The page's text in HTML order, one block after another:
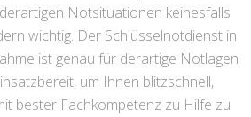
Notsituationen keinesfalls
wichtig. Der Schlüsselnotdienst in
ist genau für derartige Notlagen
um Ihnen blitzschnell,
bester Fachkompetenz zu Hilfe zu